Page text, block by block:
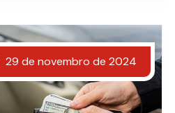
29 de novembro de 2024